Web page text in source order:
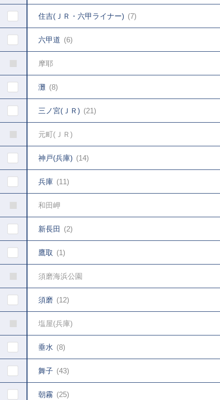
住吉(ＪＲ・六甲ライナー) 7
六甲道 6
摩耶
灘 8
三ノ宮(ＪＲ) 21
元町(ＪＲ)
神戸(兵庫) 14
兵庫 11
和田岬
新長田 2
鷹取 1
須磨海浜公園
須磨 12
塩屋(兵庫)
垂水 8
舞子 43
朝霧 25